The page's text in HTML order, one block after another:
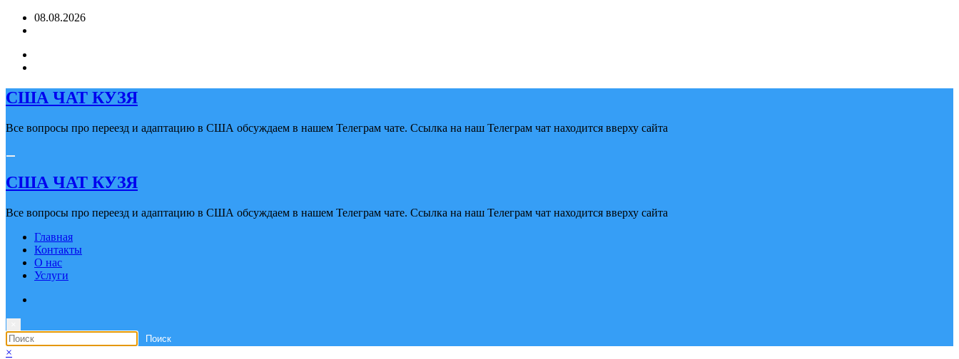
Перейти08.08.2026
США ЧАТ КУЗЯ
Все вопросы про переезд и адаптацию в США обсуждаем в нашем Телеграм чате. Ссылка на наш Телеграм чат находится вверху сайта
США ЧАТ КУЗЯ
Все вопросы про переезд и адаптацию в США обсуждаем в нашем Телеграм чате. Ссылка на наш Телеграм чат находится вверху сайта
Главная
Контакты
О нас
Услуги
×